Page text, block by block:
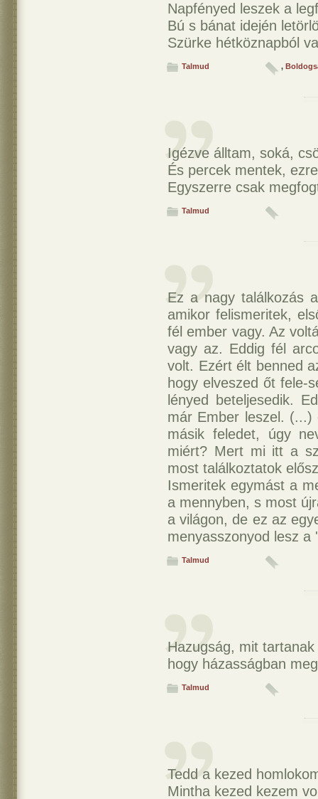
Napfényed leszek a
Bú s bánat idején
Szürke hétköznapból
Talmud ,
Igézve álltam, soká,
És percek mentek,
Egyszerre csak
Talmud
Ez a nagy találkozás
amikor felismeritek,
fél ember vagy. Az
vagy az. Eddig fél
volt. Ezért élt benned
hogy elveszed őt fele-
lényed beteljesedik.
már Ember leszel. (...)
másik feledet, úgy
miért? Mert mi itt a
most találkoztatok
Ismeritek egymást a
a mennyben, s most
a világon, de ez az
menyasszonyod lesz
Talmud
Hazugság, mit
hogy házasságban
Talmud
Tedd a kezed
Mintha kezed kezem